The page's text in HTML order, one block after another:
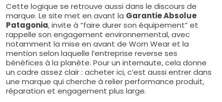
Cette logique se retrouve aussi dans le discours de
marque. Le site met en avant la Garantie Absolue
Patagonia, invite à “faire durer son équipement” et
rappelle son engagement environnemental, avec
notamment la mise en avant de Worn Wear et la
mention selon laquelle l’entreprise reverse ses
bénéfices à la planète. Pour un internaute, cela donne
un cadre assez clair : acheter ici, c’est aussi entrer dans
une marque qui cherche à relier performance produit,
réparation et engagement plus large.